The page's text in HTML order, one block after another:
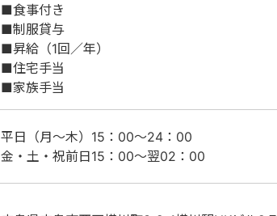
■食事付き
■制服貸与
■昇給（1回／年）
■住宅手当
■家族手当
平日（月～木）15：00～24：00
金・土・祝前日15：00～翌02：00